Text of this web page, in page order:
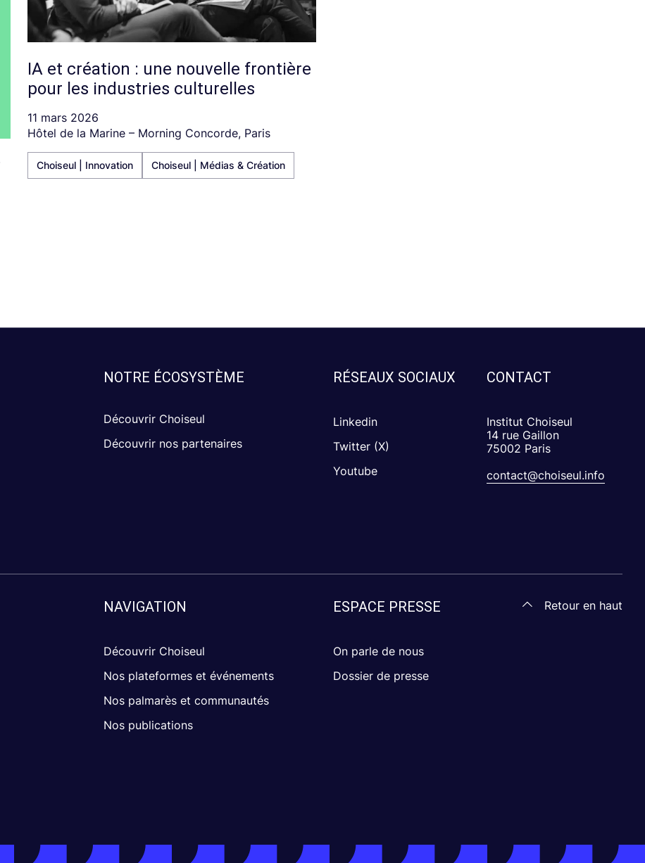
IA et création : une nouvelle frontière
pour les industries culturelles
11 mars 2026
Hôtel de la Marine – Morning Concorde, Paris
Choiseul | Innovation Choiseul | Médias & Création
NOTRE ÉCOSYSTÈME
Découvrir Choiseul
Découvrir nos partenaires
RÉSEAUX SOCIAUX
Linkedin
Twitter (X)
Youtube
CONTACT
Institut Choiseul
14 rue Gaillon
75002 Paris
contact@choiseul.info
NAVIGATION
Découvrir Choiseul
Nos plateformes et événements
Nos palmarès et communautés
Nos publications
ESPACE PRESSE
On parle de nous
Dossier de presse
Retour en haut